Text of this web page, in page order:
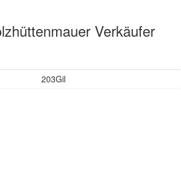
Verkäufer
203Gil